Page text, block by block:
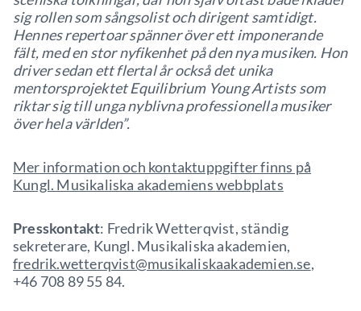
sig rollen som sångsolist och dirigent samtidigt.
Hennes repertoar spänner över ett imponerande
fält, med en stor nyfikenhet på den nya musiken. Hon
driver sedan ett flertal år också det unika
mentorsprojektet Equilibrium Young Artists som
riktar sig till unga nyblivna professionella musiker
över hela världen”.
Mer information och kontaktuppgifter finns på
Kungl. Musikaliska akademiens webbplats
Presskontakt: Fredrik Wetterqvist, ständig
sekreterare, Kungl. Musikaliska akademien,
fredrik.wetterqvist@musikaliskaakademien.se,
+46 708 89 55 84.